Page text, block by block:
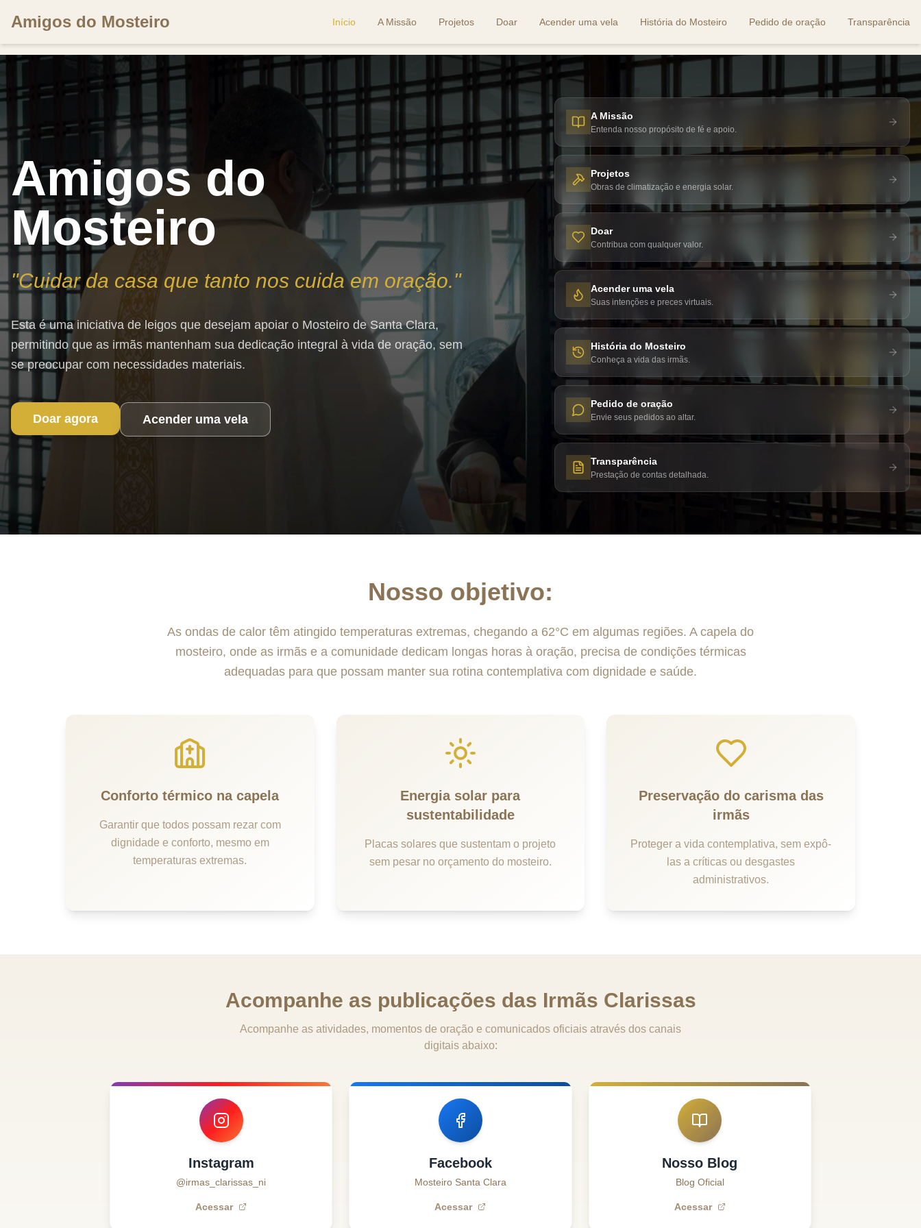
Amigos do Mosteiro Início A Missão Projetos Doar Acender uma vela História do Mosteiro Pedido de oração Transparência
Amigos do
Mosteiro
"Cuidar da casa que tanto nos cuida em oração."
Esta é uma iniciativa de leigos que desejam apoiar o Mosteiro de Santa Clara,
permitindo que as irmãs mantenham sua dedicação integral à vida de oração, sem
se preocupar com necessidades materiais.
Doar agora Acender uma vela
A Missão
Entenda nosso propósito de fé e apoio.
Projetos
Obras de climatização e energia solar.
Doar
Contribua com qualquer valor.
Acender uma vela
Suas intenções e preces virtuais.
História do Mosteiro
Conheça a vida das irmãs.
Pedido de oração
Envie seus pedidos ao altar.
Transparência
Prestação de contas detalhada.
Nosso objetivo:
As ondas de calor têm atingido temperaturas extremas, chegando a 62°C em algumas regiões. A capela do
mosteiro, onde as irmãs e a comunidade dedicam longas horas à oração, precisa de condições térmicas
adequadas para que possam manter sua rotina contemplativa com dignidade e saúde.
Conforto térmico na capela
Garantir que todos possam rezar com
dignidade e conforto, mesmo em
temperaturas extremas.
Energia solar para
sustentabilidade
Placas solares que sustentam o projeto
sem pesar no orçamento do mosteiro.
Preservação do carisma das
irmãs
Proteger a vida contemplativa, sem expô-
las a críticas ou desgastes
administrativos.
Acompanhe as publicações das Irmãs Clarissas
Acompanhe as atividades, momentos de oração e comunicados oficiais através dos canais
digitais abaixo:
Instagram
@irmas_clarissas_ni
Acessar
Facebook
Mosteiro Santa Clara
Acessar
Nosso Blog
Blog Oficial
Acessar